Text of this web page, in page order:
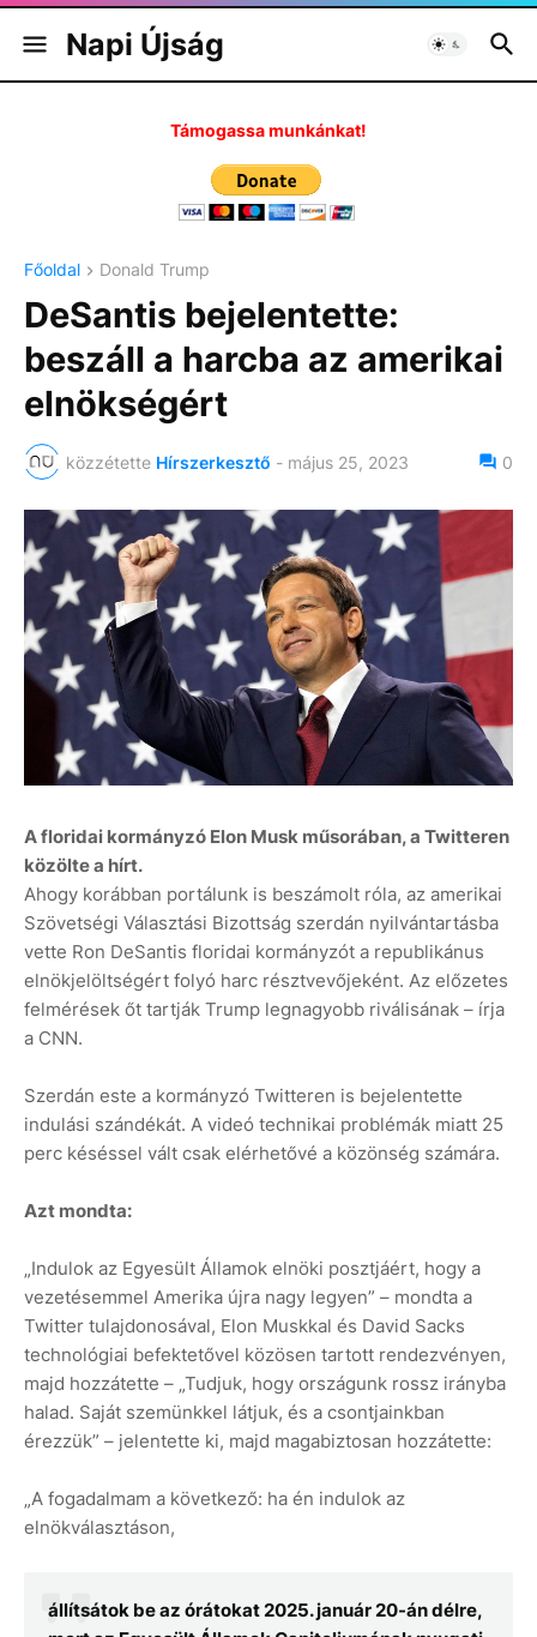
Napi Újság
Támogassa munkánkat!
Főoldal Donald Trump
DeSantis bejelentette:
beszáll a harcba az amerikai
elnökségért
közzétette Hírszerkesztő - május 25, 2023 0
A floridai kormányzó Elon Musk műsorában, a Twitteren
közölte a hírt.
Ahogy korábban portálunk is beszámolt róla, az amerikai
Szövetségi Választási Bizottság szerdán nyilvántartásba
vette Ron DeSantis floridai kormányzót a republikánus
elnökjelöltségért folyó harc résztvevőjeként. Az előzetes
felmérések őt tartják Trump legnagyobb riválisának – írja
a CNN.
Szerdán este a kormányzó Twitteren is bejelentette
indulási szándékát. A videó technikai problémák miatt 25
perc késéssel vált csak elérhetővé a közönség számára.
Azt mondta:
„Indulok az Egyesült Államok elnöki posztjáért, hogy a
vezetésemmel Amerika újra nagy legyen” – mondta a
Twitter tulajdonosával, Elon Muskkal és David Sacks
technológiai befektetővel közösen tartott rendezvényen,
majd hozzátette – „Tudjuk, hogy országunk rossz irányba
halad. Saját szemünkkel látjuk, és a csontjainkban
érezzük” – jelentette ki, majd magabiztosan hozzátette:
„A fogadalmam a következő: ha én indulok az
elnökválasztáson,
állítsátok be az órátokat 2025. január 20-án délre,